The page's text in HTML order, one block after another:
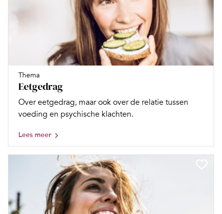
Thema
Eetgedrag
Over eetgedrag, maar ook over de relatie tussen
voeding en psychische klachten.
Lees meer